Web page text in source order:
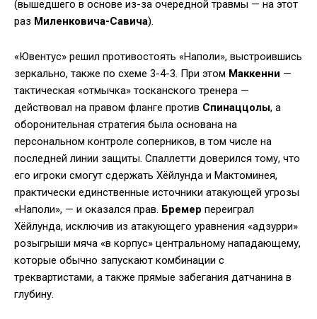
(вышедшего в основе из-за очередной травмы — на этот
раз Миленковича-Савича).
«Ювентус» решил противостоять «Наполи», выстроившись
зеркально, также по схеме 3-4-3. При этом Маккенни —
тактическая «отмычка» тосканского тренера —
действовал на правом фланге против Спинаццолы, а
оборонительная стратегия была основана на
персональном контроле соперников, в том числе на
последней линии защиты. Спаллетти доверился тому, что
его игроки смогут сдержать Хёйлунда и Мактоминея,
практически единственные источники атакующей угрозы
«Наполи», — и оказался прав. Бремер переиграл
Хёйлунда, исключив из атакующего уравнения «адзурри»
розыгрыши мяча «в корпус» центральному нападающему,
которые обычно запускают комбинации с
треквартистами, а также прямые забегания датчанина в
глубину.